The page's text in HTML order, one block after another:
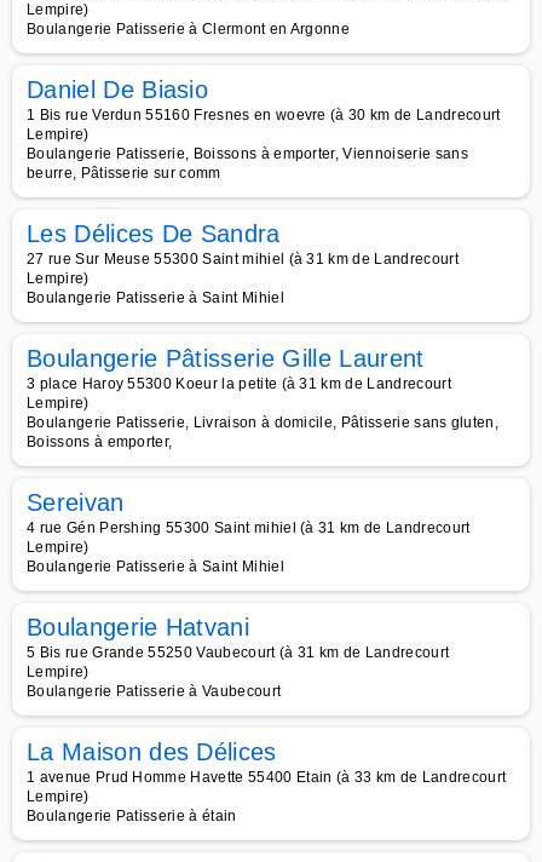
Lempire)
Boulangerie Patisserie à Clermont en Argonne
Daniel De Biasio
1 Bis rue Verdun 55160 Fresnes en woevre (à 30 km de Landrecourt
Lempire)
Boulangerie Patisserie, Boissons à emporter, Viennoiserie sans
beurre, Pâtisserie sur comm
Les Délices De Sandra
27 rue Sur Meuse 55300 Saint mihiel (à 31 km de Landrecourt
Lempire)
Boulangerie Patisserie à Saint Mihiel
Boulangerie Pâtisserie Gille Laurent
3 place Haroy 55300 Koeur la petite (à 31 km de Landrecourt
Lempire)
Boulangerie Patisserie, Livraison à domicile, Pâtisserie sans gluten,
Boissons à emporter,
Sereivan
4 rue Gén Pershing 55300 Saint mihiel (à 31 km de Landrecourt
Lempire)
Boulangerie Patisserie à Saint Mihiel
Boulangerie Hatvani
5 Bis rue Grande 55250 Vaubecourt (à 31 km de Landrecourt
Lempire)
Boulangerie Patisserie à Vaubecourt
La Maison des Délices
1 avenue Prud Homme Havette 55400 Etain (à 33 km de Landrecourt
Lempire)
Boulangerie Patisserie à étain